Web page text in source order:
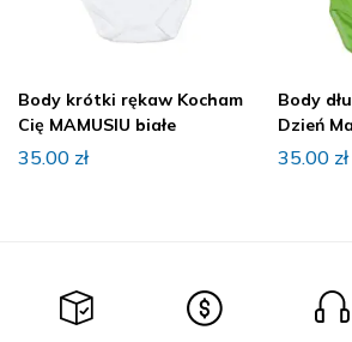
Body krótki rękaw Kocham
Cię MAMUSIU białe
35.00 zł
Body
Dzień
35.00 zł